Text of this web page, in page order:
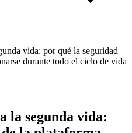
vida: por qué la seguridad
durante todo el ciclo de vida
la segunda vida: